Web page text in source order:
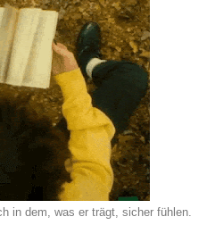
in dem, was er trägt, sicher fühlen.